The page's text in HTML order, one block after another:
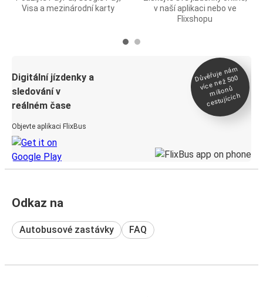
Visa a mezinárodní karty
v naší aplikaci nebo ve
Flixshopu
Digitální jízdenky a
sledování v
reálném čase
Objevte aplikaci FlixBus
Důvěřuje ná
m
více než 500
milionů
cestujících
Odkaz na
Autobusové zastávky FAQ